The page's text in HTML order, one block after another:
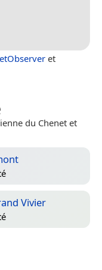
et
du Chenet et
Vivier